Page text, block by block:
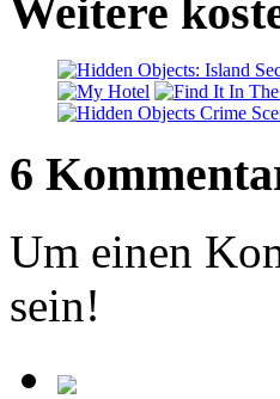
Weitere
6
Um einen
sein!